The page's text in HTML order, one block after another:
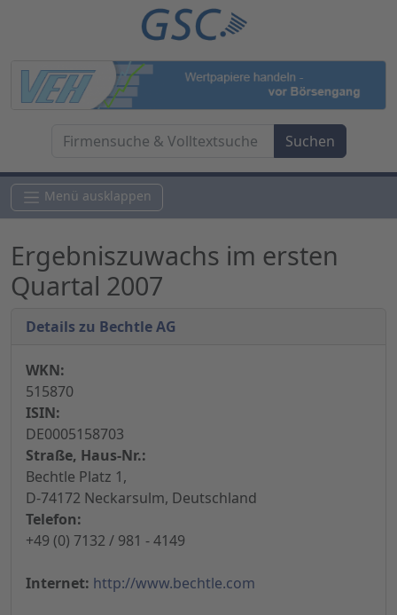
Menü ausklappen
Ergebniszuwachs im ersten
Quartal 2007
Details zu Bechtle AG
WKN:
515870
ISIN:
DE0005158703
Straße, Haus-Nr.:
Bechtle Platz 1,
D-74172 Neckarsulm, Deutschland
Telefon:
+49 (0) 7132 / 981 - 4149
Internet: http://www.bechtle.com